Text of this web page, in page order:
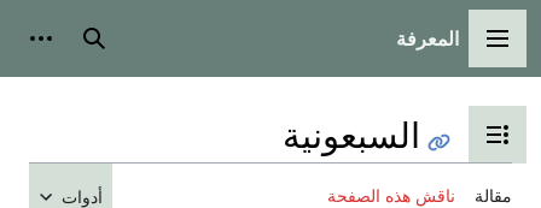
الرئيسية
المعرفة بحث أدوات
عرض جدول المحتويات
السبعونية
ناقش هذه الصفحة